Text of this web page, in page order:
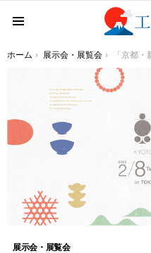
You are here:
ホーム 展示会・展覧会 「京都・新時代の工芸」東京インターナ
展示会・展覧会